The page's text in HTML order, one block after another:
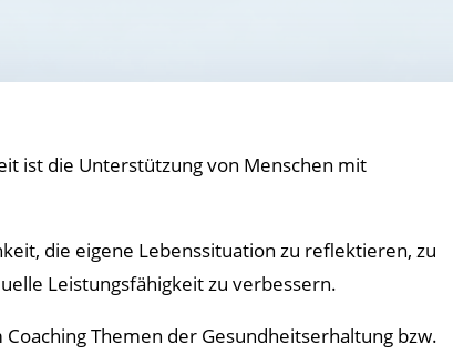
ist die Unterstützung von Menschen mit
die eigene Lebenssituation zu reflektieren, zu
Leistungsfähigkeit zu verbessern.
Themen der Gesundheitserhaltung bzw.